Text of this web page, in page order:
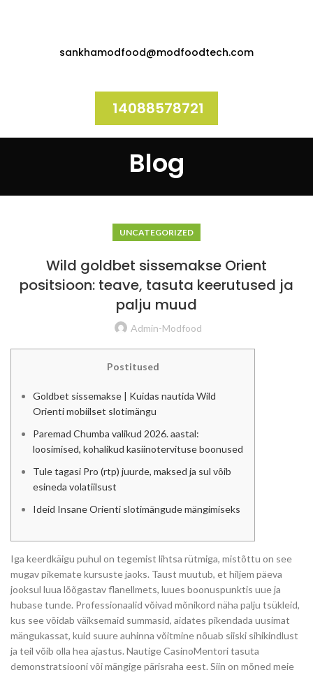
sankhamodfood@modfoodtech.com
14088578721
Blog
UNCATEGORIZED
Wild goldbet sissemakse Orient
positsioon: teave, tasuta keerutused ja
palju muud
Admin-Modfood
Postitused
Goldbet sissemakse | Kuidas nautida Wild
Orienti mobiilset slotimängu
Paremad Chumba valikud 2026. aastal:
loosimised, kohalikud kasiinotervituse boonused
Tule tagasi Pro (rtp) juurde, maksed ja sul võib
esineda volatiilsust
Ideid Insane Orienti slotimängude mängimiseks
Iga keerdkäigu puhul on tegemist lihtsa rütmiga, mistõttu on see
mugav pikemate kursuste jaoks. Taust muutub, et hiljem päeva
jooksul luua lõõgastav flanellmets, luues boonuspunktis uue ja
hubase tunde. Professionaalid võivad mõnikord näha palju tsükleid,
kus see võidab väiksemaid summasid, aidates pikendada uusimat
mängukassat, kuid suure auhinna võitmine nõuab siiski sihikindlust
ja teil võib olla hea ajastus. Nautige CasinoMentori tasuta
demonstratsiooni või mängige pärisraha eest. Siin on mõned meie